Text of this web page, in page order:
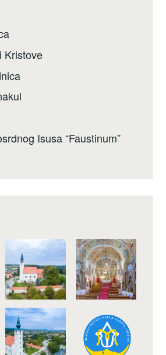
Kristove
Isusa “Faustinum”